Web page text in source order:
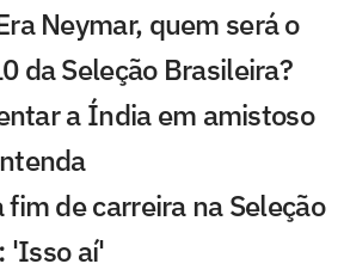
Neymar, quem será o
da Seleção Brasileira?
a Índia em amistoso
de carreira na Seleção
'Isso aí'